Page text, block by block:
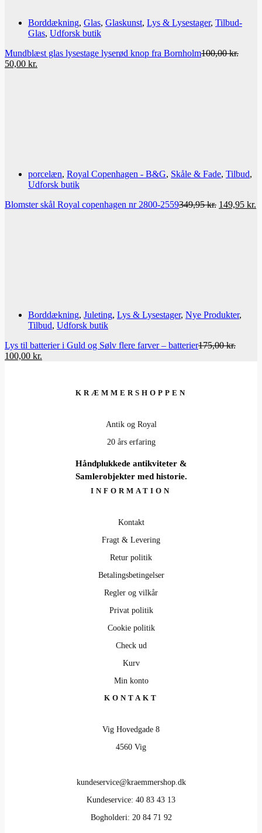
Borddækning, Glas, Glaskunst, Lys & Lysestager, Tilbud-
Glas, Udforsk butik
Mundblæst glas lysestage lyserød knop fra Bornholm100,00kr.
Den
50,00 kr.
porcelæn, Royal Copenhagen - B&G, Skåle & Fade, Tilbud,
Udforsk butik
Blomster skål Royal copenhagen nr 2800-2559349,95kr. Den
149,95 kr.
Borddækning, Juleting, Lys & Lysestager, Nye Produkter,
Tilbud, Udforsk butik
Lys til batterier i Guld og Sølv flere farver – batterier175,00kr.
Den
100,00 kr.
100,00 kr..KRÆMMERSHOPPEN
Antik og Royal
20 års erfaring
Håndplukkede antikviteter &
Samlerobjekter med historie.
INFORMATION
Kontakt
Fragt & Levering
Retur politik
Betalingsbetingelser
Regler og vilkår
Privat politik
Cookie politik
Check ud
Kurv
Min konto
KONTAKT
Vig Hovedgade 8
4560 Vig
kundeservice@kraemmershop.dk
Kundeservice: 40 83 43 13
Bogholderi: 20 84 71 92